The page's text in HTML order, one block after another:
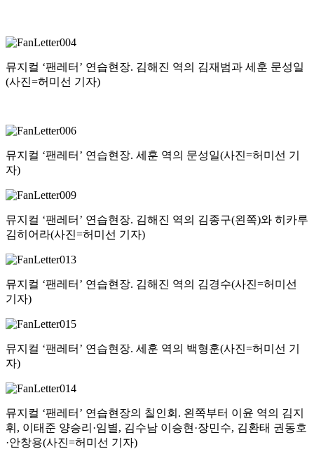
뮤지컬 ‘팬레터’ 연습현장. 김해진 역의 김재범과 세훈 문성일
(사진=허미선 기자)
뮤지컬 ‘팬레터’ 연습현장. 세훈 역의 문성일(사진=허미선 기
자)
뮤지컬 ‘팬레터’ 연습현장. 김해진 역의 김종구(왼쪽)와 히카루
김히어라(사진=허미선 기자)
뮤지컬 ‘팬레터’ 연습현장. 김해진 역의 김경수(사진=허미선
기자)
뮤지컬 ‘팬레터’ 연습현장. 세훈 역의 백형훈(사진=허미선 기
자)
뮤지컬 ‘팬레터’ 연습현장의 칠인회. 왼쪽부터 이윤 역의 김지
휘, 이태준 양승리·임별, 김수남 이승현·장민수, 김환태 권동호
·안창용(사진=허미선 기자)